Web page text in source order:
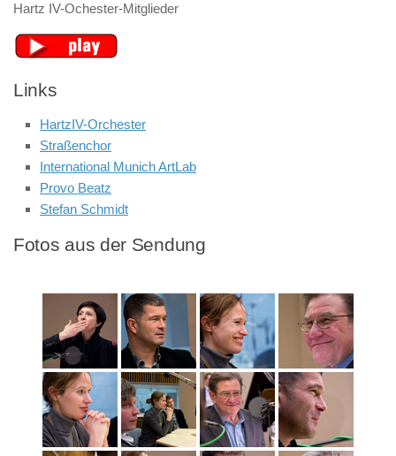
Hartz IV-Ochester-Mitglieder
Links
HartzIV-Orchester
Straßenchor
International Munich ArtLab
Provo Beatz
Stefan Schmidt
Fotos aus der Sendung